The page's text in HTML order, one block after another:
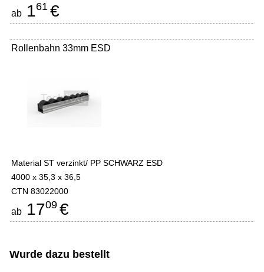
ab 161 €
Rollenbahn 33mm ESD
Material ST verzinkt/ PP SCHWARZ ESD
4000 x 35,3 x 36,5
CTN 83022000
ab 1709 €
Wurde dazu bestellt